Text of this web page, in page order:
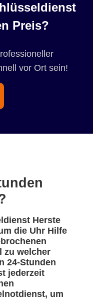
Preis?
vor Ort sein!
Herste
die Uhr Hilfe
zu welcher
24-Stunden
jederzeit
um